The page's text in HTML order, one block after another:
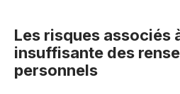
Les risques associés
insuffisante des
personnels